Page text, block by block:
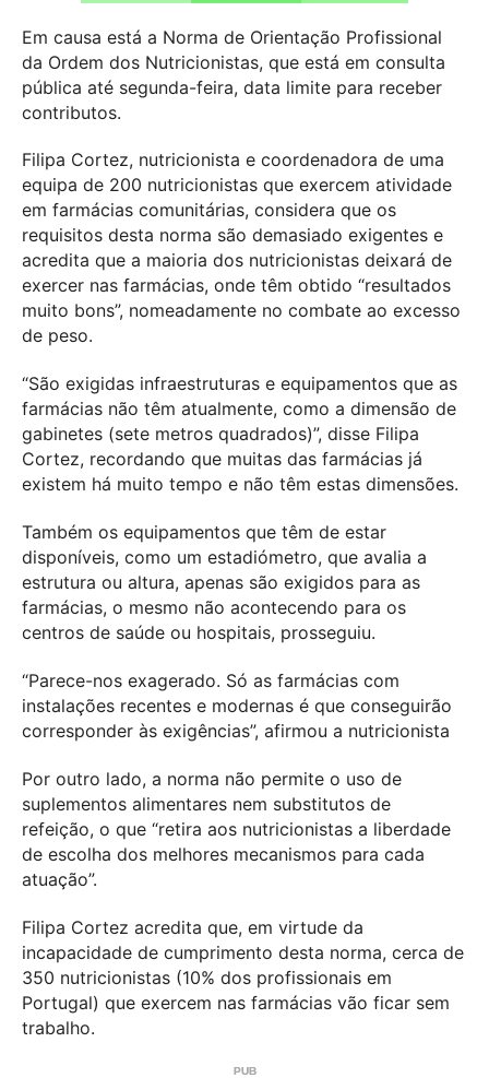
Em causa está a Norma de Orientação Profissional
da Ordem dos Nutricionistas, que está em consulta
pública até segunda-feira, data limite para receber
contributos.
Filipa Cortez, nutricionista e coordenadora de uma
equipa de 200 nutricionistas que exercem atividade
em farmácias comunitárias, considera que os
requisitos desta norma são demasiado exigentes e
acredita que a maioria dos nutricionistas deixará de
exercer nas farmácias, onde têm obtido “resultados
muito bons”, nomeadamente no combate ao excesso
de peso.
“São exigidas infraestruturas e equipamentos que as
farmácias não têm atualmente, como a dimensão de
gabinetes (sete metros quadrados)”, disse Filipa
Cortez, recordando que muitas das farmácias já
existem há muito tempo e não têm estas dimensões.
Também os equipamentos que têm de estar
disponíveis, como um estadiómetro, que avalia a
estrutura ou altura, apenas são exigidos para as
farmácias, o mesmo não acontecendo para os
centros de saúde ou hospitais, prosseguiu.
“Parece-nos exagerado. Só as farmácias com
instalações recentes e modernas é que conseguirão
corresponder às exigências”, afirmou a nutricionista
Por outro lado, a norma não permite o uso de
suplementos alimentares nem substitutos de
refeição, o que “retira aos nutricionistas a liberdade
de escolha dos melhores mecanismos para cada
atuação”.
Filipa Cortez acredita que, em virtude da
incapacidade de cumprimento desta norma, cerca de
350 nutricionistas (10% dos profissionais em
Portugal) que exercem nas farmácias vão ficar sem
trabalho.